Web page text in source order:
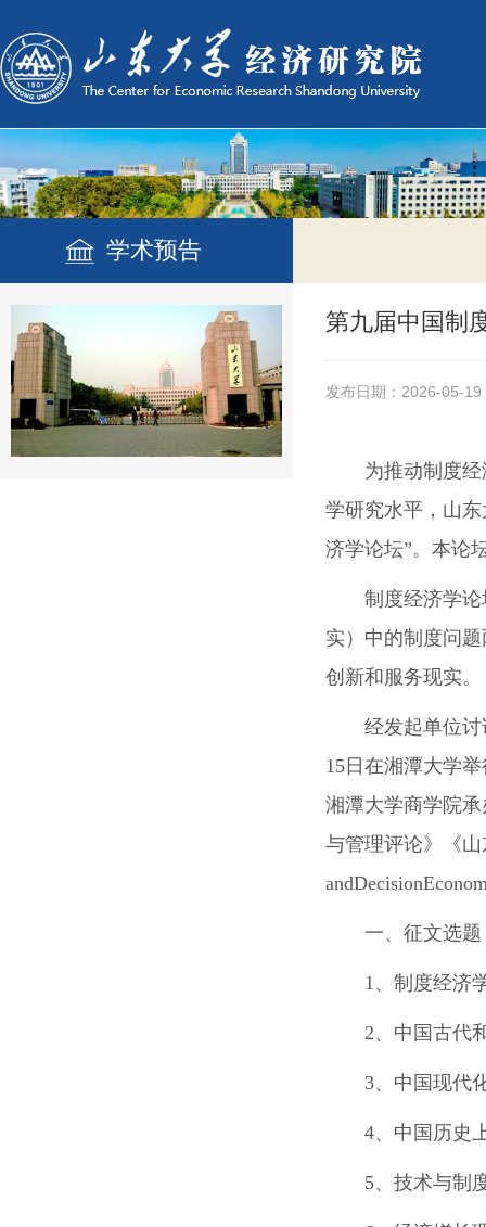
学术预告
第九届中国制
发布日期：2026-05-19
为推动制度
学研究水平，山
济学论坛”。本论
制度经济学
实）中的制度问
创新和服务现实。
经发起单位
15日在湘潭大学
湘潭大学商学院
与管理评论》《
一、征文选
1、制度经济
2、中国古代
3、中国现代
4、中国历史
5、技术与制